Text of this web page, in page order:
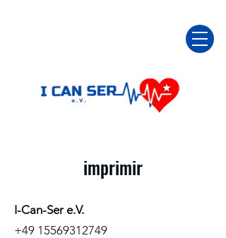
imprimir
I-Can-Ser e.V.
‪+49 15569312749